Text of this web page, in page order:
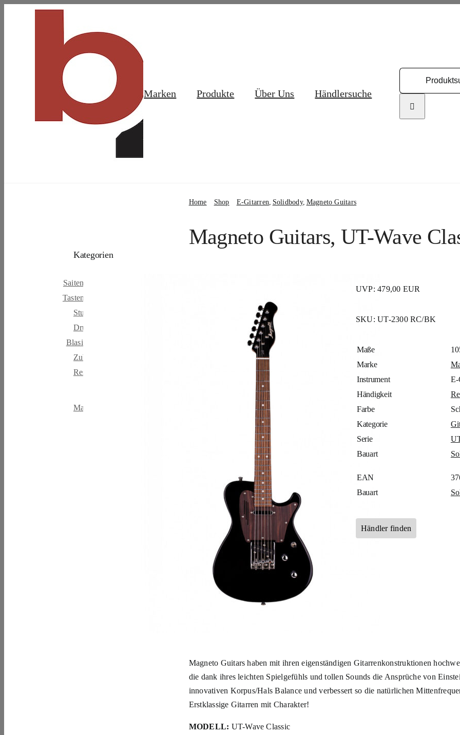
Marken Produkte Über Uns Händlersuche
Home Shop E-Gitarren Solidbody Magneto Guitars
Kategorien
Saiteninstrumente
Tasteninstrumente
Studio & Broadcast
Drums & Percussion
Blasinstrumente
Zubehör
Restposten & B-Ware
Marken
Magneto Guitars, UT-Wave
UVP: 479,00 EUR
SKU:UT-2300 RC/BK
Maße
Marke
Instrument
E-
Händigkeit
Farbe
Kategorie
Serie
Bauart
EAN
Bauart
Händler finden
Magneto Guitars haben mit ihren eigenständigen Gitarrenkonstruktionen
die dank ihres leichten Spielgefühls und tollen Sounds die Ansprüche von
innovativen Korpus/Hals Balance und verbessert so die natürlichen
Erstklassige Gitarren mit Charakter!
MODELL: UT-Wave Classic